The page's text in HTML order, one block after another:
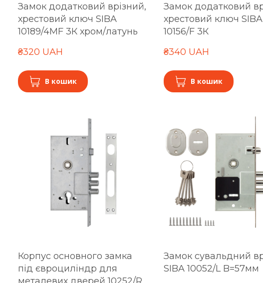
Замок додатковий врізний,
хрестовий ключ SIBA
10189/4MF 3К хром/латунь
₴320 UAH
В кошик
Замок додатковий
хрестовий ключ SIBA
10156/F 3К
₴340 UAH
В кошик
Корпус основного замка
під євроциліндр для
Замок сувальдний
SIBA 10052/L B=57мм